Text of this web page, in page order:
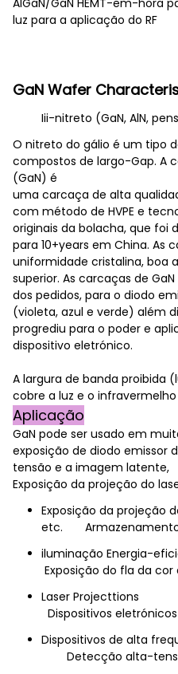
AlGaN/GaN HEMT-em-hora
luz para a aplicação do RF
GaN Wafer
Iii-nitreto (GaN, AlN,
O nitreto do gálio é um tipo
compostos de largo-Gap. A
(GaN) é
uma carcaça de alta
com método de HVPE e
originais da bolacha, que foi
para 10+years em China. As
uniformidade cristalina, boa
superior. As carcaças de
dos pedidos, para o diodo
(violeta, azul e verde) além
progrediu para o poder e
dispositivo eletrónico.
A largura de banda proibida
cobre a luz e o
Aplicação
GaN pode ser usado em
exposição de diodo emissor
tensão e a imagem latente,
Exposição da projeção do
Exposição da projeção
etc.
iluminação
Exposição do fla da
Laser
Dispositivos
Dispositivos de alta
Detecção alta-